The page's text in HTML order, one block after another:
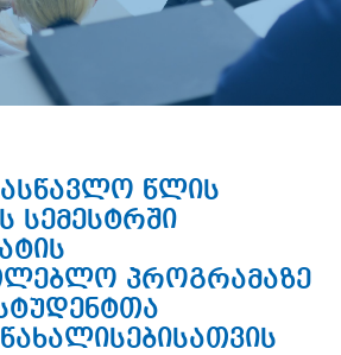
წლის
სემესტრში
პროგრამაზე